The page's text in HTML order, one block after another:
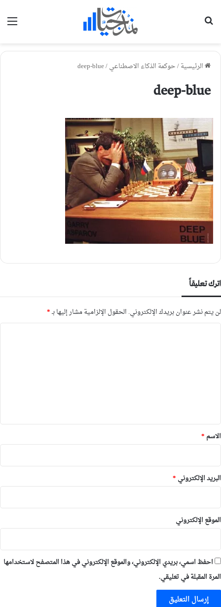
الرئيسية/حوكمة الذكاء الاصطناعي/
deep-blue
deep-blue
اترك تعليقاً
لن يتم نشر عنوان بريدك الإلكتروني. الحقول الإلزامية مشار إليها بـ*
*
الاسم *
البريد الإلكتروني *
الموقع الإلكتروني
احفظ اسمي، بريدي الإلكتروني، والموقع الإلكتروني في هذا المتصفح لاستخدامها
المرة المقبلة في تعليقي.